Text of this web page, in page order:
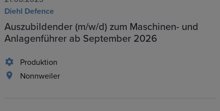
Diehl Defence
Auszubildender (m/w/d) zum Maschinen- und
Anlagenführer ab September 2026
Produktion
Nonnweiler